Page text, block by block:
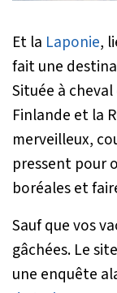
Et la Laponie,
fait une
Située à
Finlande et la
merveilleux,
pressent pour
boréales et
Sauf que vos
gâchées. Le
une enquête